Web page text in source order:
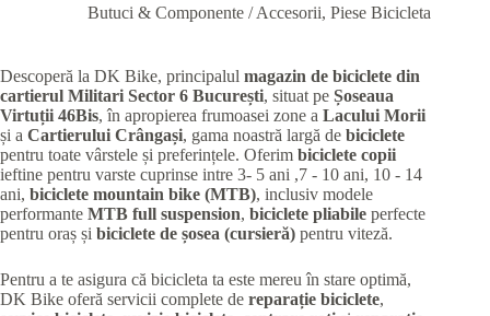
Butuci & Componente / Accesorii, Piese Bicicleta
Descoperă la DK Bike, principalul magazin de biciclete din
cartierul Militari Sector 6 București, situat pe Șoseaua
Virtuții 46Bis, în apropierea frumoasei zone a Lacului Morii
și a Cartierului Crângași, gama noastră largă de biciclete
pentru toate vârstele și preferințele. Oferim biciclete copii
ieftine pentru varste cuprinse intre 3- 5 ani ,7 - 10 ani, 10 - 14
ani, biciclete mountain bike (MTB), inclusiv modele
performante MTB full suspension, biciclete pliabile perfecte
pentru oraș și biciclete de șosea (cursieră) pentru viteză.
Pentru a te asigura că bicicleta ta este mereu în stare optimă,
DK Bike oferă servicii complete de reparație biciclete,